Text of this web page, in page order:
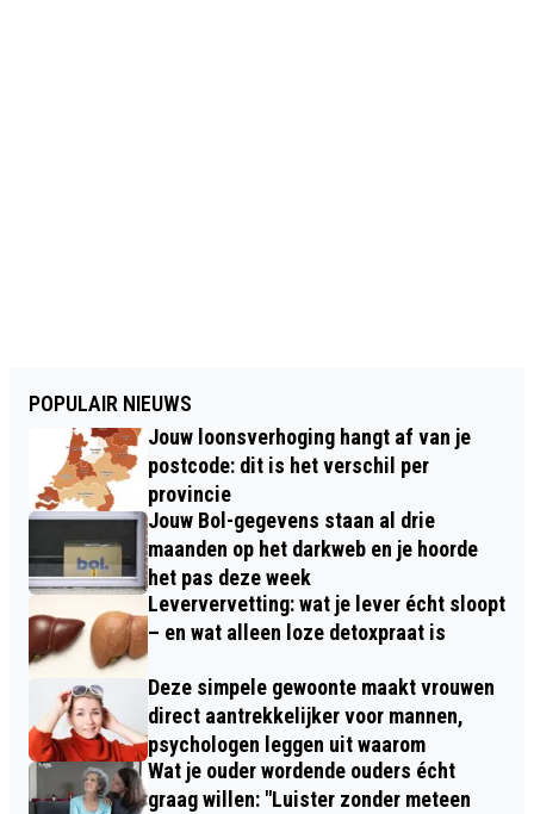
POPULAIR NIEUWS
Jouw loonsverhoging hangt af van je
postcode: dit is het verschil per
provincie
Jouw Bol-gegevens staan al drie
maanden op het darkweb en je hoorde
het pas deze week
Leververvetting: wat je lever écht sloopt
– en wat alleen loze detoxpraat is
Deze simpele gewoonte maakt vrouwen
direct aantrekkelijker voor mannen,
psychologen leggen uit waarom
Wat je ouder wordende ouders écht
graag willen: "Luister zonder meteen